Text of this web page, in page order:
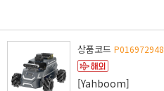
상품코드 P016972948
[Yahboom]